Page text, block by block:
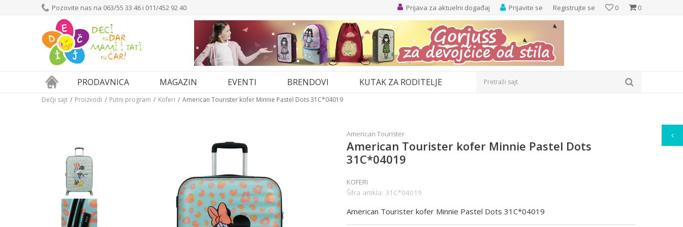
Pozovite nas na 063/55 33 46 i 011/452 92 40 0
0
Prijavite se Registrujte se
Prijava za aktuelni događaj
PRODAVNICA MAGAZIN EVENTI BRENDOVI KUTAK ZA RODITELJE Pretraži sajt
Dečji sajt Proizvodi Putni program Koferi American Tourister kofer Minnie Pastel Dots 31C*04019
American Tourister
American Tourister kofer Minnie Pastel Dots
31C*04019
KOFERI
Šifra artikla: 31C*04019
American Tourister kofer Minnie Pastel Dots 31C*04019